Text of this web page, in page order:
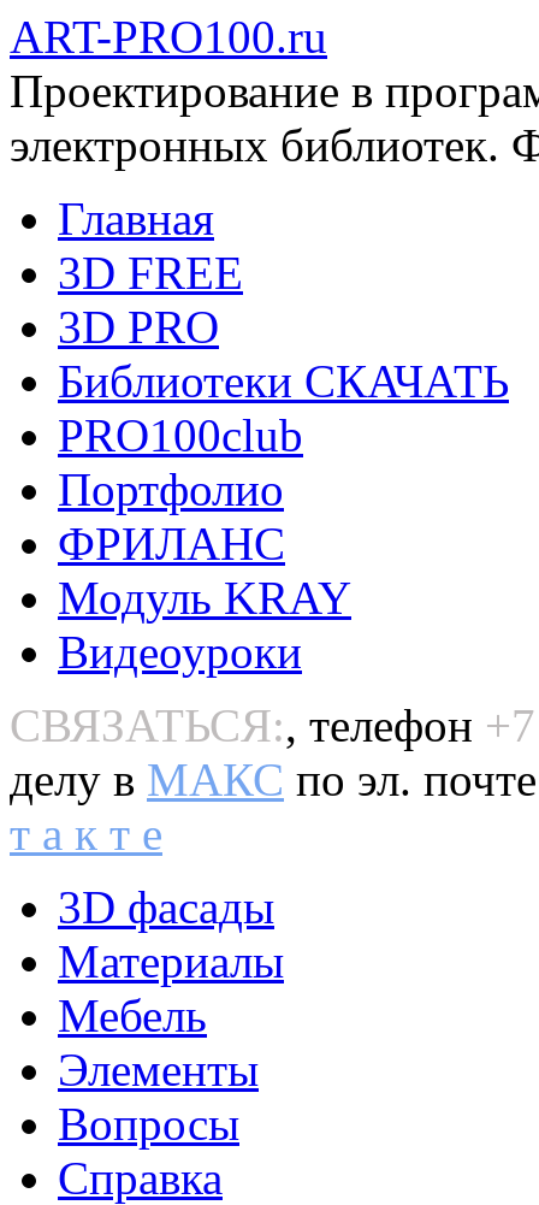
ART-PRO100.ru
Проектирование в
электронных библиотек.
Главная
3D FREE
3D PRO
Библиотеки СКАЧАТЬ
PRO100club
Портфолио
ФРИЛАНС
Модуль KRAY
Видеоуроки
СВЯЗАТЬСЯ:, телефон
делу в MAКС по эл.
т а к т е
3D фасады
Материалы
Мебель
Элементы
Вопросы
Справка